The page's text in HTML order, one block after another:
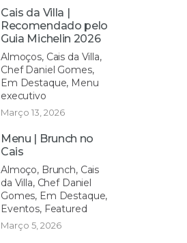
Cais da Villa |
Recomendado pelo
Guia Michelin 2026
Almoços, Cais da Villa,
Chef Daniel Gomes,
Em Destaque, Menu
executivo
Março 13, 2026
Menu | Brunch no
Cais
Almoço, Brunch, Cais
da Villa, Chef Daniel
Gomes, Em Destaque,
Eventos, Featured
Março 5, 2026